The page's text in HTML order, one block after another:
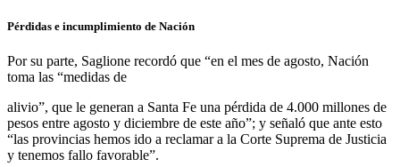
Pérdidas e incumplimiento de Nación
Por su parte, Saglione recordó que “en el mes de agosto, Nación
toma las “medidas de
alivio”, que le generan a Santa Fe una pérdida de 4.000 millones de
pesos entre agosto y diciembre de este año”; y señaló que ante esto
“las provincias hemos ido a reclamar a la Corte Suprema de Justicia
y tenemos fallo favorable”.